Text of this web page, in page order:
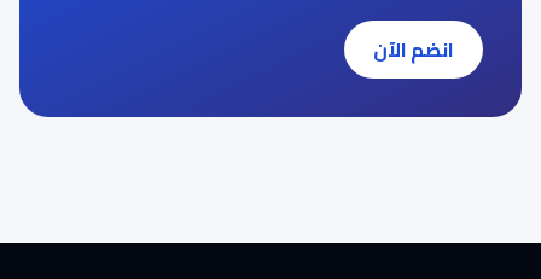
انضم الآن